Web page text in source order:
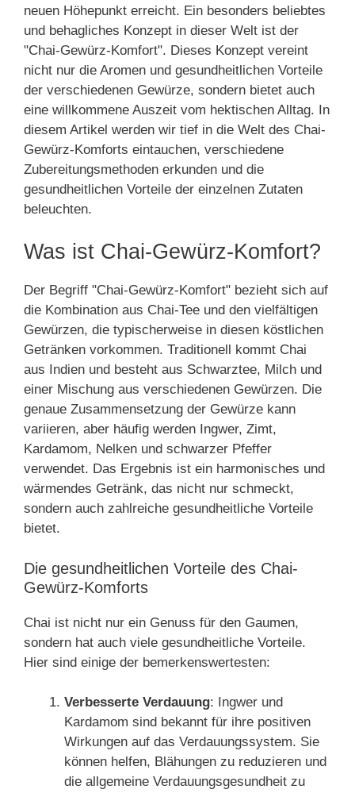
neuen Höhepunkt erreicht. Ein besonders beliebtes
und behagliches Konzept in dieser Welt ist der
"Chai-Gewürz-Komfort". Dieses Konzept vereint
nicht nur die Aromen und gesundheitlichen Vorteile
der verschiedenen Gewürze, sondern bietet auch
eine willkommene Auszeit vom hektischen Alltag. In
diesem Artikel werden wir tief in die Welt des Chai-
Gewürz-Komforts eintauchen, verschiedene
Zubereitungsmethoden erkunden und die
gesundheitlichen Vorteile der einzelnen Zutaten
beleuchten.
Was ist Chai-Gewürz-Komfort?
Der Begriff "Chai-Gewürz-Komfort" bezieht sich auf
die Kombination aus Chai-Tee und den vielfältigen
Gewürzen, die typischerweise in diesen köstlichen
Getränken vorkommen. Traditionell kommt Chai
aus Indien und besteht aus Schwarztee, Milch und
einer Mischung aus verschiedenen Gewürzen. Die
genaue Zusammensetzung der Gewürze kann
variieren, aber häufig werden Ingwer, Zimt,
Kardamom, Nelken und schwarzer Pfeffer
verwendet. Das Ergebnis ist ein harmonisches und
wärmendes Getränk, das nicht nur schmeckt,
sondern auch zahlreiche gesundheitliche Vorteile
bietet.
Die gesundheitlichen Vorteile des Chai-
Gewürz-Komforts
Chai ist nicht nur ein Genuss für den Gaumen,
sondern hat auch viele gesundheitliche Vorteile.
Hier sind einige der bemerkenswertesten:
Verbesserte Verdauung: Ingwer und
Kardamom sind bekannt für ihre positiven
Wirkungen auf das Verdauungssystem. Sie
können helfen, Blähungen zu reduzieren und
die allgemeine Verdauungsgesundheit zu